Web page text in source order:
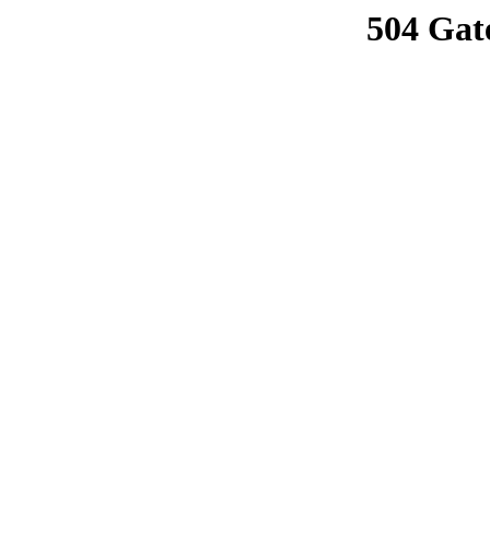
504